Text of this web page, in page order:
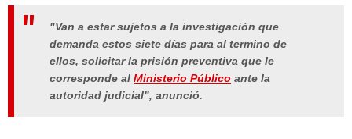
"Van a estar sujetos a la investigación que
demanda estos siete días para al termino de
ellos, solicitar la prisión preventiva que le
corresponde al Ministerio Público ante la
autoridad judicial", anunció.